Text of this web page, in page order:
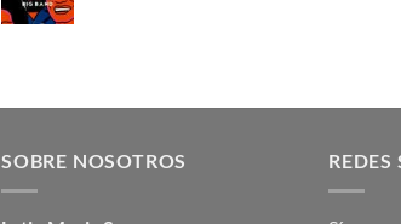
SOBRE NOSOTROS REDES